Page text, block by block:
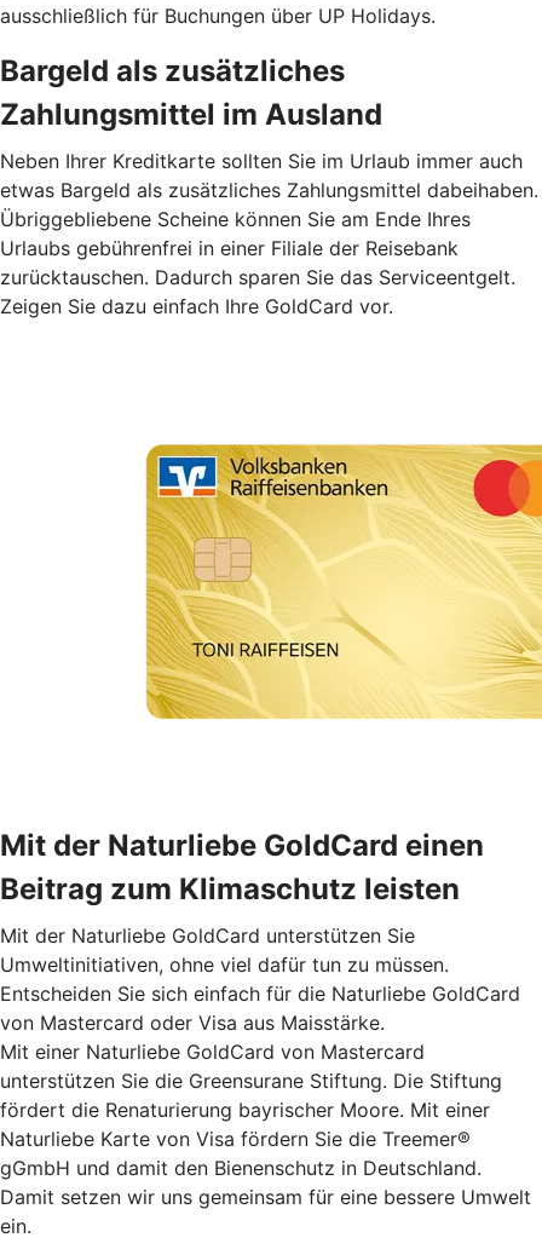
ausschließlich für Buchungen über UP Holidays.
Bargeld als zusätzliches
Zahlungsmittel im Ausland
Neben Ihrer Kreditkarte sollten Sie im Urlaub immer auch
etwas Bargeld als zusätzliches Zahlungsmittel dabeihaben.
Übriggebliebene Scheine können Sie am Ende Ihres
Urlaubs gebührenfrei in einer Filiale der Reisebank
zurücktauschen. Dadurch sparen Sie das Serviceentgelt.
Zeigen Sie dazu einfach Ihre GoldCard vor.
Mit der Naturliebe GoldCard einen
Beitrag zum Klimaschutz leisten
Mit der Naturliebe GoldCard unterstützen Sie
Umweltinitiativen, ohne viel dafür tun zu müssen.
Entscheiden Sie sich einfach für die Naturliebe GoldCard
von Mastercard oder Visa aus Maisstärke.
Mit einer Naturliebe GoldCard von Mastercard
unterstützen Sie die Greensurane Stiftung. Die Stiftung
fördert die Renaturierung bayrischer Moore. Mit einer
Naturliebe Karte von Visa fördern Sie die Treemer®
gGmbH und damit den Bienenschutz in Deutschland.
Damit setzen wir uns gemeinsam für eine bessere Umwelt
ein.